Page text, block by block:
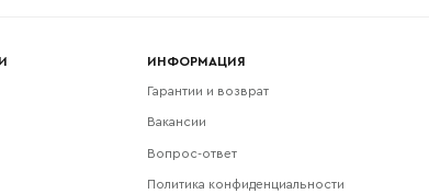
ИНФОРМАЦИЯ
Гарантии и возврат
Вакансии
Вопрос-ответ
Политика конфиденциальности